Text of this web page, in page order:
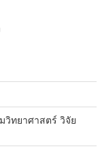
วิทยาศาสตร์ วิจัย